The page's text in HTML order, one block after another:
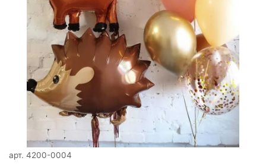
арт. 4200-0004